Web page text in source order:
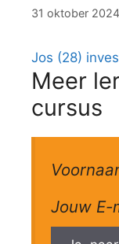
31 oktober 2024
Jos (28)
Meer
cursus
Jouw E-